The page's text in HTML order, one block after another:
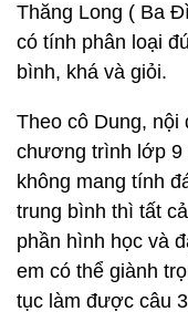
Thăng Long ( Ba
có tính phân loại
bình, khá và giỏi.
Theo cô Dung, nội
chương trình lớp
không mang tính
trung bình thì tất
phần hình học và
em có thể giành
tục làm được câu